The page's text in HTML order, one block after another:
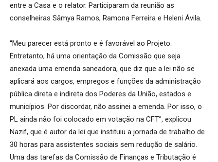
entre a Casa e o relator. Participaram da reunião as
conselheiras Sâmya Ramos, Ramona Ferreira e Heleni Ávila.
“Meu parecer está pronto e é favorável ao Projeto.
Entretanto, há uma orientação da Comissão que seja
anexada uma emenda saneadora, que diz que a lei não se
aplicará aos cargos, empregos e funções da administração
pública direta e indireta dos Poderes da União, estados e
municípios. Por discordar, não assinei a emenda. Por isso, o
PL ainda não foi colocado em votação na CFT”, explicou
Nazif, que é autor da lei que instituiu a jornada de trabalho de
30 horas para assistentes sociais sem redução de salário.
Uma das tarefas da Comissão de Finanças e Tributação é